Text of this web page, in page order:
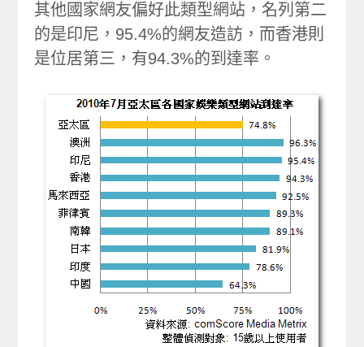
其他國家網友偏好此類型網站，名列第二
的是印尼，95.4%的網友造訪，而香港則
是位居第三，有94.3%的到達率。